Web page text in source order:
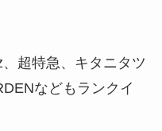
超特急、キタニタツ
などもランクイ